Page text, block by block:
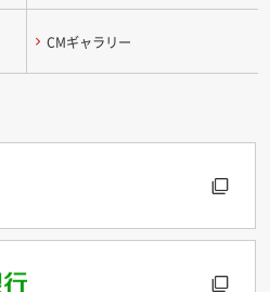
CMギャラリー